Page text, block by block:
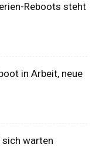
Reboots steht
in Arbeit, neue
sich warten